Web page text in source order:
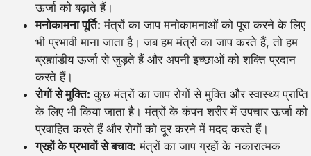
ऊर्जा को बढ़ाते हैं।
मनोकामना पूर्ति: मंत्रों का जाप मनोकामनाओं को पूरा करने के लिए
भी प्रभावी माना जाता है। जब हम मंत्रों का जाप करते हैं, तो हम
ब्रह्मांडीय ऊर्जा से जुड़ते हैं और अपनी इच्छाओं को शक्ति प्रदान
करते हैं।
रोगों से मुक्ति: कुछ मंत्रों का जाप रोगों से मुक्ति और स्वास्थ्य प्राप्ति
के लिए भी किया जाता है। मंत्रों के कंपन शरीर में उपचार ऊर्जा को
प्रवाहित करते हैं और रोगों को दूर करने में मदद करते हैं।
ग्रहों के प्रभावों से बचाव: मंत्रों का जाप ग्रहों के नकारात्मक